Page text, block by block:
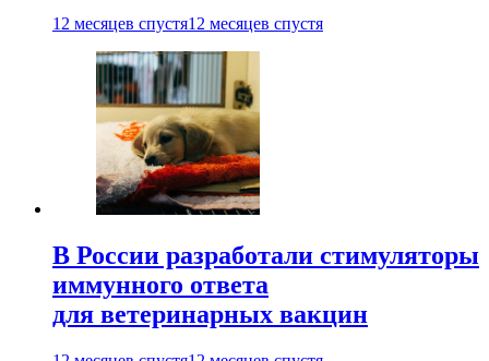
12 месяцев спустя12 месяцев спустя
В России разработали стимуляторы
иммунного ответа
для ветеринарных вакцин